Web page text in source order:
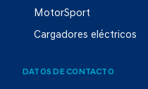
MotorSport
Cargadores eléctricos
DATOS DE CONTACTO